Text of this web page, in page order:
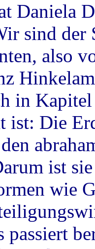
Daniela
sind
also
in
ist: Die
ist
wie
passiert